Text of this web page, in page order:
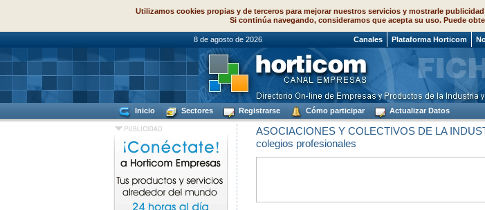
Utilizamos cookies propias y de terceros para mejorar nuestros servicios y mostrarle
Si continúa navegando, consideramos que acepta su uso. Puede
8 de agosto de 2026 Canales Plataforma Horticom
Inicio Sectores Registrarse Cómo participar Actualizar Datos
ASOCIACIONES Y COLECTIVOS DE LA
colegios profesionales